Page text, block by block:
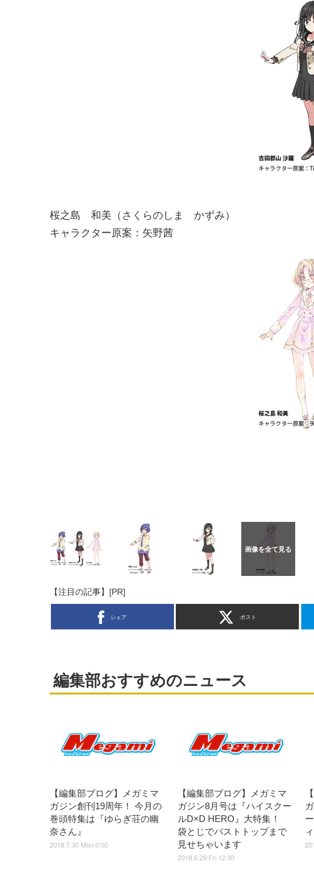
桜之島 和美（さくらのしま かずみ）
キャラクター原案：矢野茜
【注目の記事】[PR]
シェア ポスト
編集部おすすめのニュース
【編集部ブログ】メガミマ
ガジン創刊19周年！ 今月の
巻頭特集は『ゆらぎ荘の幽
奈さん』
2018.7.30 Mon 0:00
【編集部ブログ】メガミマ
ガジン8月号は『ハイスクー
ルD×D HERO』大特集！
袋とじでバストトップまで
見せちゃいます
2018.6.29 Fri 12:30